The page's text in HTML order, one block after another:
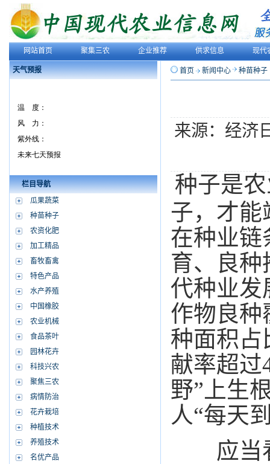
网站首页 聚集三农 企业推荐 供求信息 现代
天气预报
栏目导航
瓜果蔬菜
种苗种子
农资化肥
加工精品
畜牧畜禽
特色产品
水产养殖
中国橡胶
农业机械
食品茶叶
园林花卉
科技兴农
聚焦三农
病情防治
花卉栽培
种植技术
养殖技术
名优产品
首页 新闻中心 种苗种子
来源：经济
种子是
子，才能
在种业链
育、良种
代种业发
作物良种
种面积占
献率超过
野”上生
人“每天
应当看